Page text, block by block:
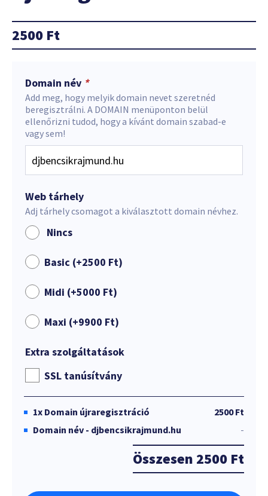
2500 Ft
Domain név *
Add meg, hogy melyik domain nevet szeretnéd
beregisztrálni. A DOMAIN menüponton belül
ellenőrizni tudod, hogy a kívánt domain szabad-e
vagy sem!
Web tárhely
Adj tárhely csomagot a kiválasztott domain névhez.
Nincs
Basic (+2500 Ft)
Midi (+5000 Ft)
Maxi (+9900 Ft)
Extra szolgáltatások
SSL tanúsítvány
1x Domain újraregisztráció
2500 Ft
Domain név - djbencsikrajmund.hu
-
Összesen 2500 Ft